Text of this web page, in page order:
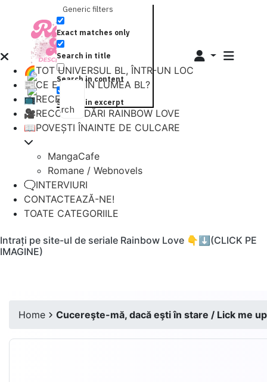
Search
Generic filters
Exact matches only
Search in title
Search in content
Search in excerpt
🌈TOT UNIVERSUL BL, ÎNTR-UN LOC
📰CE E NOU ÎN LUMEA BL?
📺RECENZII
🎥RECOMANDĂRI RAINBOW LOVE
📖POVEȘTI ÎNAINTE DE CULCARE
MangaCafe
Romane / Webnovels
🗨️INTERVIURI
CONTACTEAZĂ-NE!
TOATE CATEGORIILE
Intrați pe site-ul de seriale Rainbow Love 👇⬇️(CLICK PE
IMAGINE)
Home Cucereşte-mă, dacă eşti în stare / Lick me